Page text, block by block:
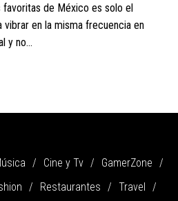
favoritas de México es solo el
en la misma frecuencia en
y no...
Cine y Tv
GamerZone
Restaurantes Travel